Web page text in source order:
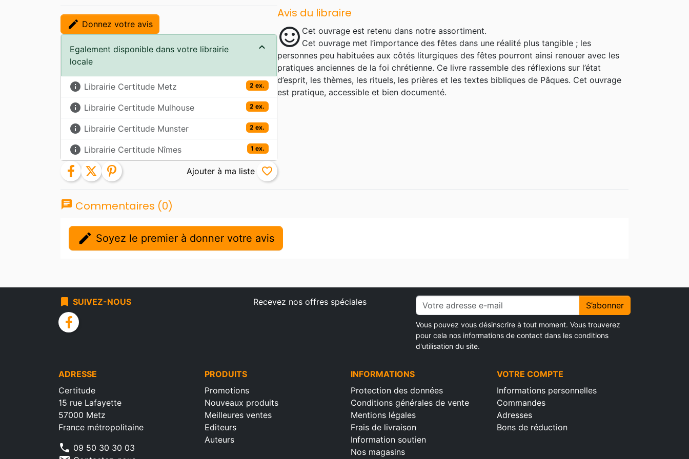
Avis du libraire
sentiment_satisfied Cet ouvrage est retenu dans notre assortiment.
Cet ouvrage met l’importance des fêtes dans une réalité plus tangible ; les
personnes peu habituées aux côtés liturgiques des fêtes pourront ainsi renouer avec les
pratiques anciennes de la foi chrétienne. Ce livre rassemble des réflexions sur l’état
d’esprit, les thèmes, les rituels, les prières et les textes bibliques de Pâques. Cet ouvrage
est pratique, accessible et bien documenté.
edit Donnez votre avis
Egalement disponible dans votre librairie
locale
2 ex.
info Librairie Certitude Metz
2 ex.
info Librairie Certitude Mulhouse
2 ex.
info Librairie Certitude Munster
1 ex.
info Librairie Certitude Nîmes
facebook twitter pinterest favorite_border
chat Commentaires (0)
edit Soyez le premier à donner votre avis
bookmark SUIVEZ-NOUS
facebook
Recevez nos offres spéciales S’abonner
Vous pouvez vous désinscrire à tout moment. Vous trouverez
pour cela nos informations de contact dans les conditions
d'utilisation du site.
ADRESSE
Certitude
15 rue Lafayette
57000 Metz
France métropolitaine
phone 09 50 30 30 03
PRODUITS
Promotions
Nouveaux produits
Meilleures ventes
Editeurs
Auteurs
INFORMATIONS
Protection des données
Conditions générales de vente
Mentions légales
Frais de livraison
Information soutien
Nos magasins
VOTRE COMPTE
Informations personnelles
Commandes
Adresses
Bons de réduction